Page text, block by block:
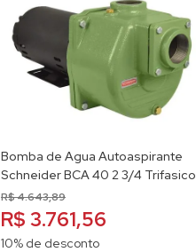
Bomba de Agua Autoaspirante
Schneider BCA 40 2 3/4 Trifasico
R$4.643,89
R$ 3.761,56
10% de desconto